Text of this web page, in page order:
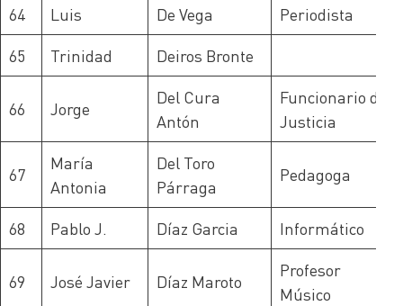
64 Luis De Vega
Periodista
65
Trinidad Deiros Bronte
66 Jorge
Del Cura
Antón
Funcionario de
Justicia
67
María
Antonia
Del Toro
Párraga
Pedagoga
68 Pablo J. Díaz Garcia Informático
69 José Javier Díaz Maroto
Profesor
Músico